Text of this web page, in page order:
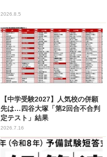
2026.8.5
【中学受験2027】人気校の併願
先は…四谷大塚「第2回合不合判
定テスト」結果
2026.7.16